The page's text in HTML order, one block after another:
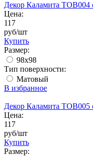
Декор Каламита TOB004
Цена:
117
руб/шт
Купить
Размер:
98x98
Тип поверхности:
Матовый
В избранное
Декор Каламита
Цена:
117
руб/шт
Купить
Размер: